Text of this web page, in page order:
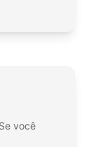
você